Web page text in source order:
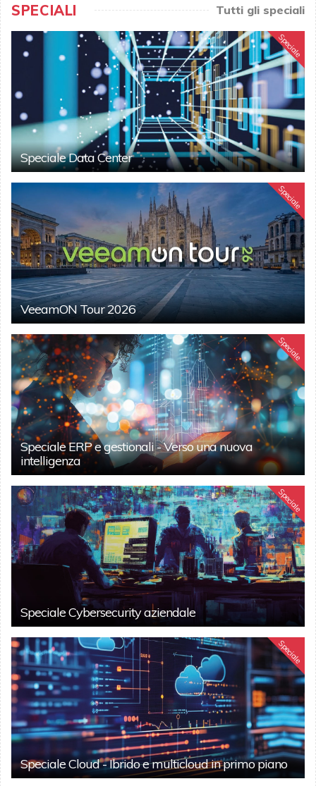
SPECIALI Tutti gli speciali
Speciale
Speciale Data Center
Speciale
VeeamON Tour 2026
Speciale
Speciale ERP e gestionali - Verso una nuova
intelligenza
Speciale
Speciale Cybersecurity aziendale
Speciale
Speciale Cloud - Ibrido e multicloud in primo piano